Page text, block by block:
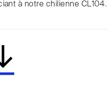
à notre chilienne CL104.